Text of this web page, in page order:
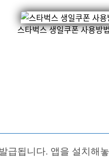
스타벅스 생일쿠폰
급됩니다. 앱을 설치